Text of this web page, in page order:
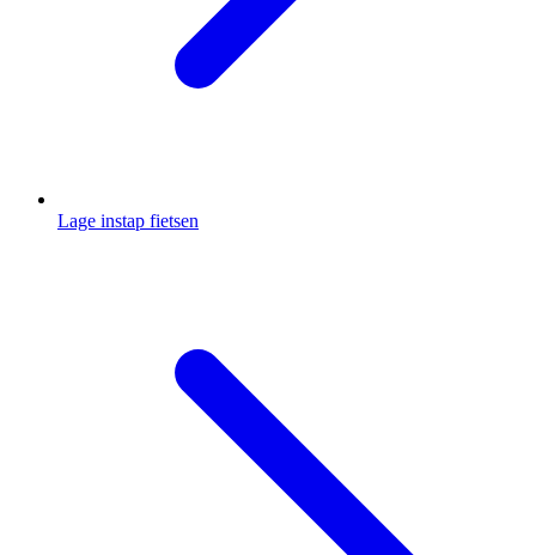
Lage instap fietsen